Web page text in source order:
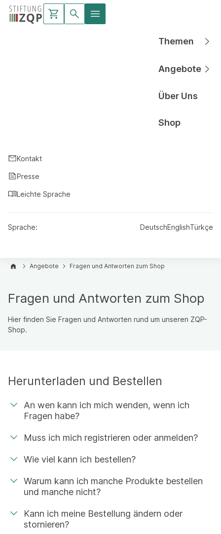
Sprache: DeutschEnglishTürkçe
Kontakt
Presse
Leichte Sprache
Themen
Angebote
Über Uns
Shop
Angebote Fragen und Antworten zum Shop
Fragen und Antworten zum Shop
Hier finden Sie Fragen und Antworten rund um unseren ZQP-
Shop.
Herunterladen und Bestellen
An wen kann ich mich wenden, wenn ich
Fragen habe?
Muss ich mich registrieren oder anmelden?
Wie viel kann ich bestellen?
Warum kann ich manche Produkte bestellen
und manche nicht?
Kann ich meine Bestellung ändern oder
stornieren?